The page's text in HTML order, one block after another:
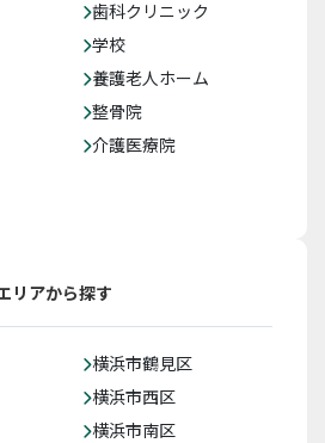
歯科クリニック
学校
養護老人ホーム
整骨院
介護医療院
リアから探す
横浜市鶴見区
横浜市西区
横浜市南区